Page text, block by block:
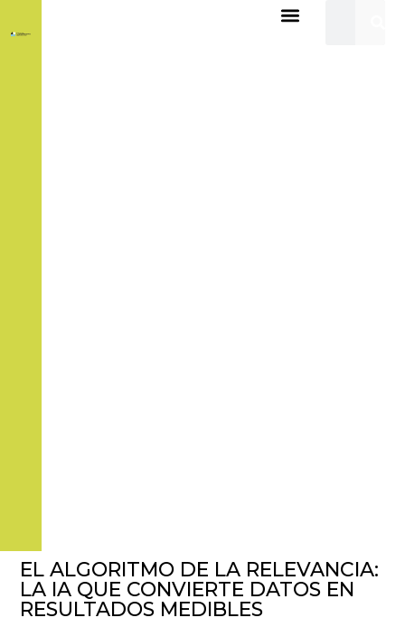
EL ALGORITMO DE LA RELEVANCIA:
LA IA QUE CONVIERTE DATOS EN
RESULTADOS MEDIBLES